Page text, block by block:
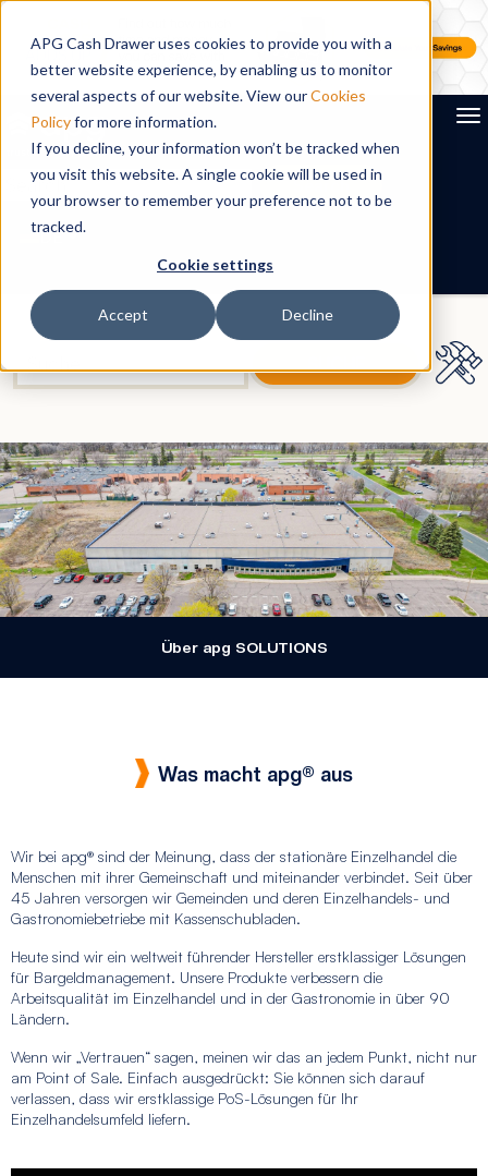
APG Cash Drawer uses cookies to provide you with a
better website experience, by enabling us to monitor
several aspects of our website. View ourCookies
Policyfor more information.
If you decline, your information won’t be tracked when
you visit this website. A single cookie will be used in
your browser to remember your preference not to be
tracked.
Cookie settings
Accept Decline
Search
DE
Über apg SOLUTIONS
Was macht apg® aus
Wir bei apg® sind der Meinung, dass der stationäre Einzelhandel die
Menschen mit ihrer Gemeinschaft und miteinander verbindet. Seit über
45 Jahren versorgen wir Gemeinden und deren Einzelhandels- und
Gastronomiebetriebe mit Kassenschubladen.
Heute sind wir ein weltweit führender Hersteller erstklassiger Lösungen
für Bargeldmanagement. Unsere Produkte verbessern die
Arbeitsqualität im Einzelhandel und in der Gastronomie in über 90
Ländern.
Wenn wir „Vertrauen“ sagen, meinen wir das an jedem Punkt, nicht nur
am Point of Sale. Einfach ausgedrückt: Sie können sich darauf
verlassen, dass wir erstklassige PoS-Lösungen für Ihr
Einzelhandelsumfeld liefern.